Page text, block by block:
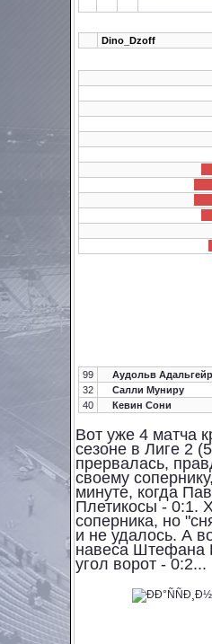
Dino_Dzoff
99 Аудольв
32
Салли Муниру
40
Кевин Сони
Вот уже 4 матча
сезоне в Лиге 2
прервалась,
своему
минуте, когда
Плетикосы - 0:1.
соперника, но
и не удалось. А
навеса Штефана
угол ворот - 0:2...